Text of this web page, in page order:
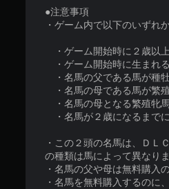
●注意事項
・ゲーム内で以下のいずれ
・ゲーム開始時に２歳以
・ゲーム開始時に生まれ
・名馬の父である馬が種
・名馬の母である馬が繁
・名馬の母となる繁殖牝
・名馬が２歳になるまで
・この２頭の名馬は、ＤＬ
の種類は馬によって異なりま
・名馬の父や母は無料購入
・名馬を無料購入するのに